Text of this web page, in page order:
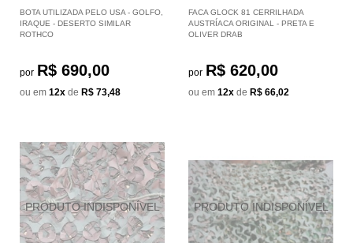
BOTA UTILIZADA PELO USA - GOLFO,
IRAQUE - DESERTO SIMILAR
ROTHCO
por R$ 690,00
ou em 12x de R$ 73,48
FACA GLOCK 81 CERRILHADA
AUSTRÍACA ORIGINAL - PRETA E
OLIVER DRAB
por R$ 620,00
ou em 12x de R$ 66,02